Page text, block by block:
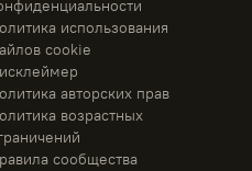
использования
cookie
авторских прав
возрастных
сообщества